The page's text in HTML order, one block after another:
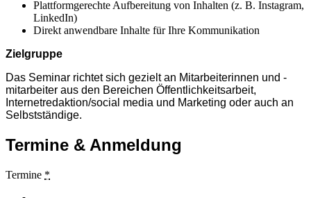
Plattformgerechte Aufbereitung von Inhalten (z. B. Instagram,
LinkedIn)
Direkt anwendbare Inhalte für Ihre Kommunikation
Zielgruppe
Das Seminar richtet sich gezielt an Mitarbeiterinnen und -
mitarbeiter aus den Bereichen Öffentlichkeitsarbeit,
Internetredaktion/social media und Marketing oder auch an
Selbstständige.
Termine & Anmeldung
Termine *